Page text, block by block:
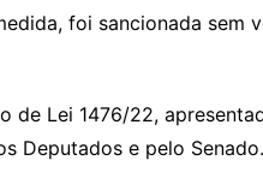
foi sancionada sem
de Lei 1476/22,
Deputados e pelo Senado.